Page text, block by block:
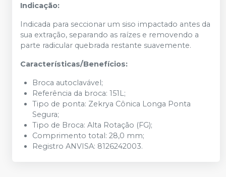
Indicação:
Indicada para seccionar um siso impactado antes da
sua extração, separando as raízes e removendo a
parte radicular quebrada restante suavemente.
Características/Benefícios:
Broca autoclavável;
Referência da broca: 151L;
Tipo de ponta: Zekrya Cônica Longa Ponta
Segura;
Tipo de Broca: Alta Rotação (FG);
Comprimento total: 28,0 mm;
Registro ANVISA: 8126242003.